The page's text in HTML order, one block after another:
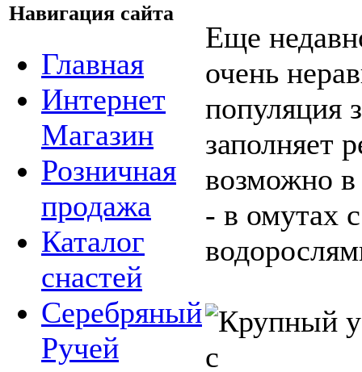
Навигация сайта
Главная
Интернет
Магазин
Розничная
продажа
Каталог
снастей
Серебряный
Ручей
Еще
очень
популяция
заполняет
возможно в
- в омутах